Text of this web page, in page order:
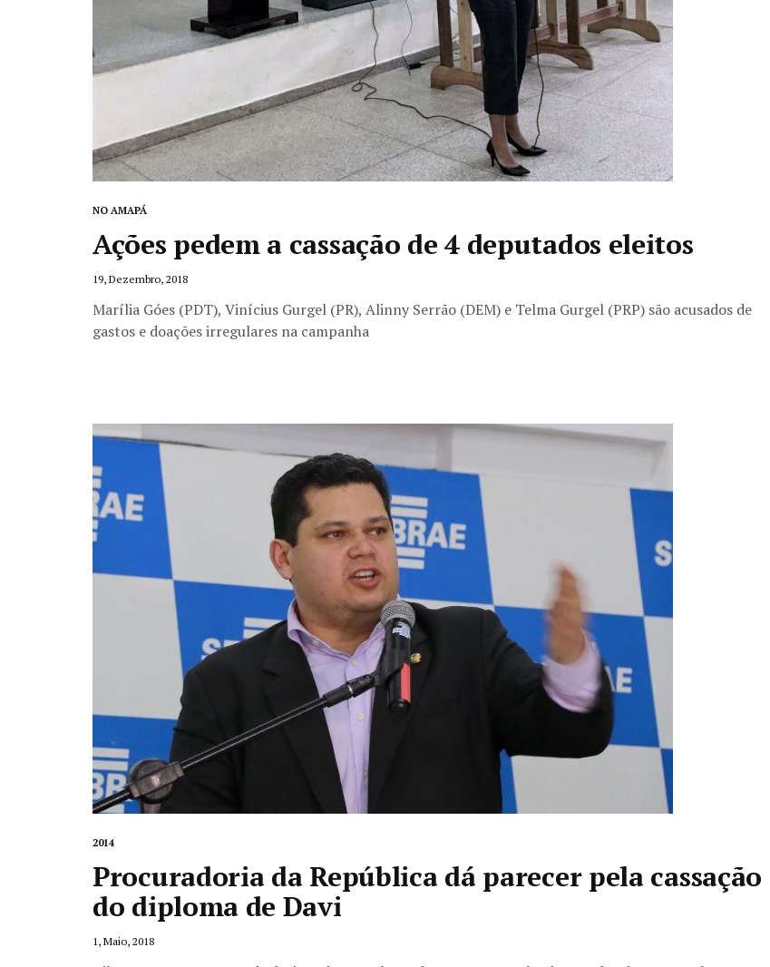
NO AMAPÁ
Ações pedem a cassação de 4 deputados eleitos
19, Dezembro, 2018
Marília Góes (PDT), Vinícius Gurgel (PR), Alinny Serrão (DEM) e Telma Gurgel (PRP) são acusados de
gastos e doações irregulares na campanha
2014
Procuradoria da República dá parecer pela cassação
do diploma de Davi
1, Maio, 2018